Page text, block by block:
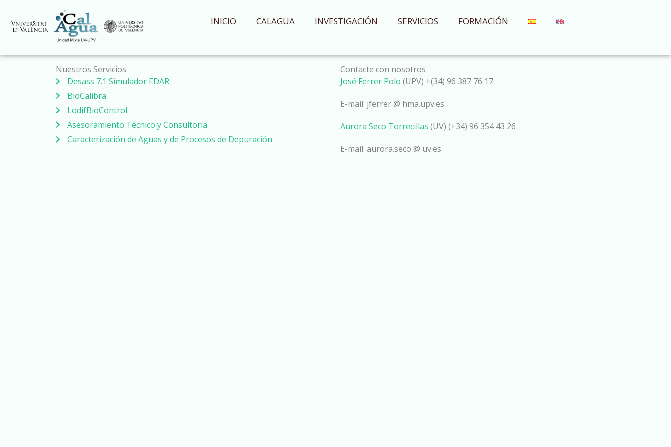
contenido
INICIO CALAGUA INVESTIGACIÓN SERVICIOS FORMACIÓN
Nuestros Servicios
Desass 7.1 Simulador EDAR
BioCalibra
LodifBioControl
Asesoramiento Técnico y Consultoria
Caracterización de Aguas y de Procesos de Depuración
Contacte con nosotros
José Ferrer Polo (UPV) +(34) 96 387 76 17
E-mail: jferrer @ hma.upv.es
Aurora Seco Torrecillas (UV) (+34) 96 354 43 26
E-mail: aurora.seco @ uv.es